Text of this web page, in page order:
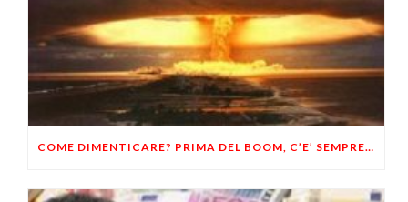
COME DIMENTICARE? PRIMA DEL BOOM, C’E’ SEMPRE CRACK